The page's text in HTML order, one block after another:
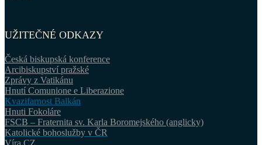
UŽITEČNÉ ODKAZY
Česká biskupská konference
Arcibiskupství pražské
Zprávy z Vatikánu
Hnutí Comunione e Liberazione
Kvazifarnost Balkán
Hnuti Fokoláre
FSCB – Fraternita sv. Karla Boromejského (anglicky)
Katolické bohoslužby v ČR
Víra.CZ